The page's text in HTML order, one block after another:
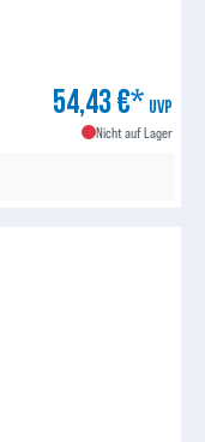
54,43 €* UVP
Nicht auf Lager